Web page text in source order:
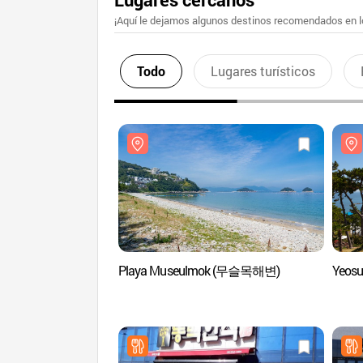
¡Aquí le dejamos algunos destinos recomendados
Todo Lugares turísticos
Playa Museulmok (무슬목해변)